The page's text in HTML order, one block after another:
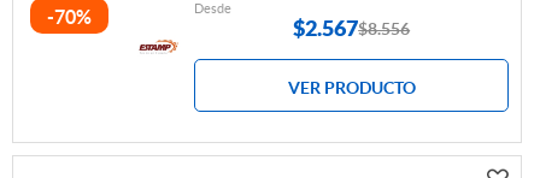
-70% Desde
$2.567$8.556
VER PRODUCTO